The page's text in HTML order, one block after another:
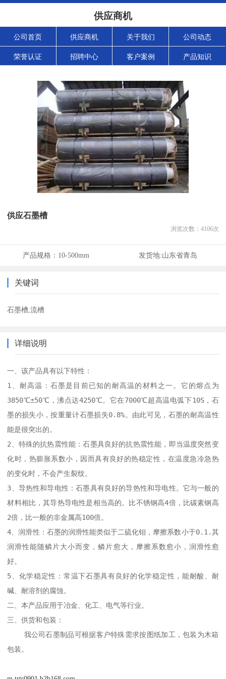
供应商机
公司首页 供应商机 关于我们 公司动态
荣誉认证 招聘中心 客户案例 产品知识
供应石墨槽
浏览次数： 4106次
产品规格： 10-500mm 发货地:山东省青岛
关键词
石墨槽,流槽
详细说明
一、该产品具有以下特性：
1、耐高温：石墨是目前已知的耐高温的材料之一。它的熔点为
3850℃±50℃，沸点达4250℃。它在7000℃超高温电弧下10S，石
墨的损失小，按重量计石墨损失0.8%。由此可见，石墨的耐高温性
能是很突出的。
2、特殊的抗热震性能：石墨具良好的抗热震性能，即当温度突然变
化时，热膨胀系数小，因而具有良好的热稳定性，在温度急冷急热
的变化时，不会产生裂纹。
3、导热性和导电性：石墨具有良好的导热性和导电性。它与一般的
材料相比，其导热导电性是相当高的。比不锈钢高4倍，比碳素钢高
2倍，比一般的非金属高100倍。
4、润滑性：石墨的润滑性能类似于二硫化钼，摩擦系数小于0.1.其
润滑性能随鳞片大小而变，鳞片愈大，摩擦系数愈小，润滑性愈
好。
5、化学稳定性：常温下石墨具有良好的化学稳定性，能耐酸、耐
碱、耐溶剂的腐蚀。
二、本产品应用于冶金、化工、电气等行业。
三、供货和包装：
包装。